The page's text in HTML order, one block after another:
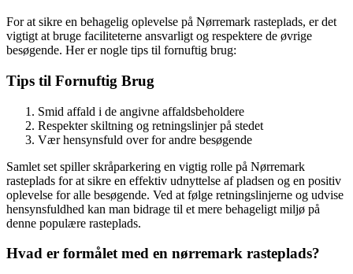
For at sikre en behagelig oplevelse på Nørremark rasteplads, er det
vigtigt at bruge faciliteterne ansvarligt og respektere de øvrige
besøgende. Her er nogle tips til fornuftig brug:
Tips til Fornuftig Brug
Smid affald i de angivne affaldsbeholdere
Respekter skiltning og retningslinjer på stedet
Vær hensynsfuld over for andre besøgende
Samlet set spiller skråparkering en vigtig rolle på Nørremark
rasteplads for at sikre en effektiv udnyttelse af pladsen og en positiv
oplevelse for alle besøgende. Ved at følge retningslinjerne og udvise
hensynsfuldhed kan man bidrage til et mere behageligt miljø på
denne populære rasteplads.
Hvad er formålet med en nørremark rasteplads?